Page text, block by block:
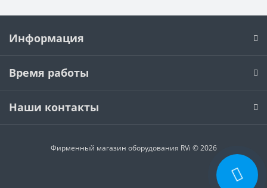
Информация
Время работы
Наши контакты
Фирменный магазин оборудования RVi © 2026